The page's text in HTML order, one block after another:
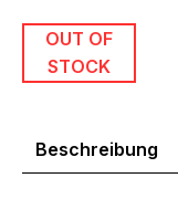
OUT OF
STOCK
Beschreibung